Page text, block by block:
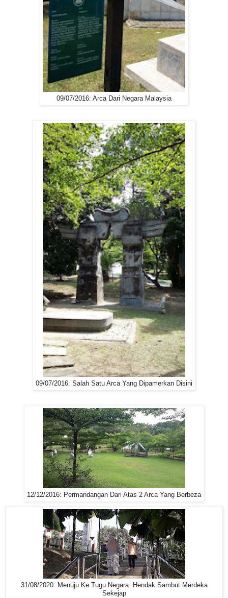
09/07/2016: Arca Dari Negara Malaysia
09/07/2016: Salah Satu Arca Yang Dipamerkan Disini
12/12/2016: Permandangan Dari Atas 2 Arca Yang Berbeza
31/08/2020: Menuju Ke Tugu Negara. Hendak Sambut Merdeka
Sekejap